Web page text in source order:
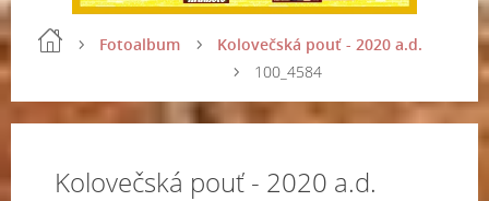
Fotoalbum
Kolovečská pouť - 2020 a.d.
100_4584
Kolovečská pouť - 2020 a.d.